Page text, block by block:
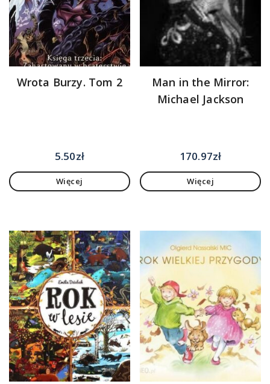
Wrota Burzy. Tom 2
5.50zł
Więcej
Man in the Mirror:
Michael Jackson
170.97zł
Więcej